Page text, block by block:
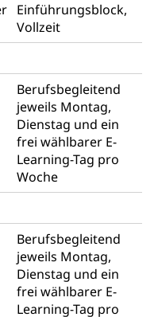
Einführungsblock,
Vollzeit
Berufsbegleitend
jeweils Montag,
Dienstag und ein
frei wählbarer E-
Learning-Tag pro
Woche
Berufsbegleitend
jeweils Montag,
Dienstag und ein
frei wählbarer E-
Learning-Tag pro
Müllabfuhr
Gewässerschutz,
und
(GEO-Portal
Giftstoffe, Störfall
Energiequelle,